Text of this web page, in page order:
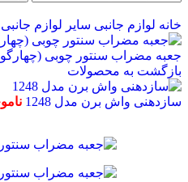
خانه لوازم جانبی سایر لوازم جانبی
جعبه مضراب سنتور چوبی
بازگشت به محصولات
سازدهنی واش برن مدل 1248